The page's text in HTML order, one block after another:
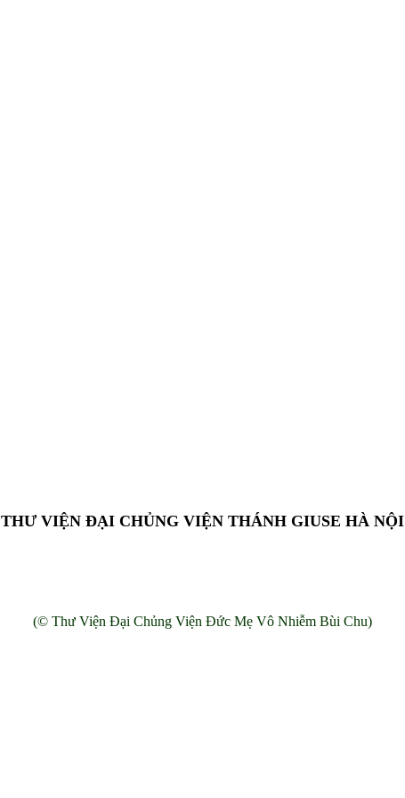
THƯ VIỆN ĐẠI CHỦNG VIỆN THÁNH GIUSE HÀ NỘI
(© Thư Viện Đại Chủng Viện Đức Mẹ Vô Nhiễm Bùi Chu)